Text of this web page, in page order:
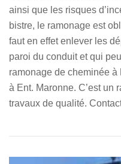
ainsi que les risques
bistre, le ramonage est
faut en effet enlever les
paroi du conduit et qui
ramonage de cheminée
à Ent. Maronne. C’est un
travaux de qualité.